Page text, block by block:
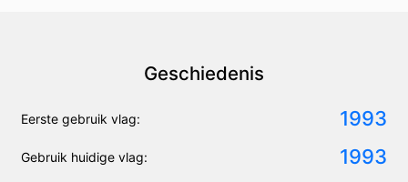
Geschiedenis
Eerste gebruik vlag: 1993
Gebruik huidige vlag: 1993